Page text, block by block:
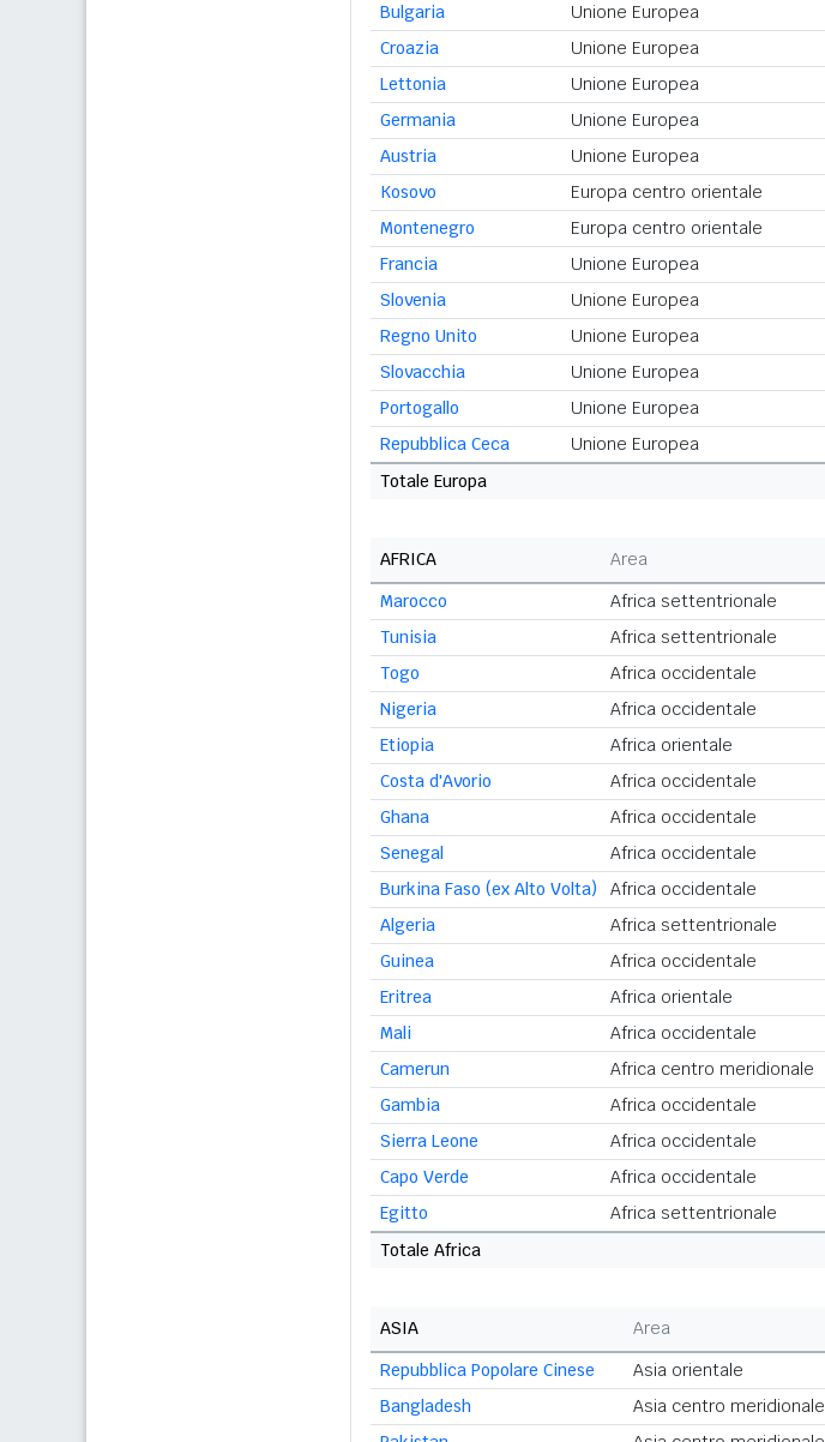
Bulgaria
Unione Europea
Croazia
Unione Europea
Lettonia
Unione Europea
Germania
Unione Europea
Austria
Unione Europea
Kosovo
Europa centro orientale
Montenegro
Europa centro orientale
Francia
Unione Europea
Slovenia
Unione Europea
Regno Unito
Unione Europea
Slovacchia
Unione Europea
Portogallo
Unione Europea
Repubblica Ceca
Unione Europea
Totale Europa
AFRICA Area
Marocco
Africa settentrionale
Tunisia
Africa settentrionale
Togo
Africa occidentale
Nigeria
Africa occidentale
Etiopia
Africa orientale
Costa d'Avorio
Africa occidentale
Ghana
Africa occidentale
Senegal
Africa occidentale
Burkina Faso (ex Alto Volta)
Africa occidentale
Algeria
Africa settentrionale
Guinea
Africa occidentale
Eritrea
Africa orientale
Mali
Africa occidentale
Camerun
Africa centro meridionale
Gambia
Africa occidentale
Sierra Leone
Africa occidentale
Capo Verde
Africa occidentale
Egitto
Africa settentrionale
Totale Africa
ASIA Area
Repubblica Popolare Cinese
Asia orientale
Bangladesh
Asia centro meridionale